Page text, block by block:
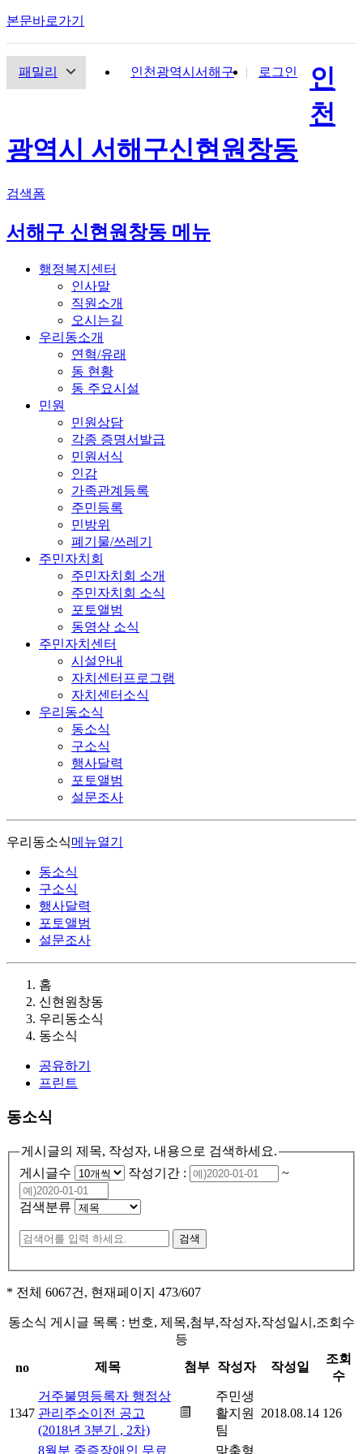
본문바로가기
패밀리 인천광역시서해구 로그인
인
천
광역시 서해구신현원창동
검색폼
서해구 신현원창동 메뉴
행정복지센터
인사말
직원소개
오시는길
우리동소개
연혁/유래
동 현황
동 주요시설
민원
민원상담
각종 증명서발급
민원서식
인감
가족관계등록
주민등록
민방위
폐기물/쓰레기
주민자치회
주민자치회 소개
주민자치회 소식
포토앨범
동영상 소식
주민자치센터
시설안내
자치센터프로그램
자치센터소식
우리동소식
동소식
구소식
행사달력
포토앨범
설문조사
우리동소식메뉴열기
동소식
구소식
행사달력
포토앨범
설문조사
홈
신현원창동
우리동소식
동소식
공유하기
프린트
동소식
게시글의 제목, 작성자, 내용으로 검색하세요.
게시글수
작성기간 : ~
검색분류
* 전체 6067건, 현재페이지 473/607
동소식 게시글 목록 : 번호, 제목,첨부,작성자,작성일시,조회수
등
no 제목 첨부 작성자 작성일
조회
수
1347
거주불명등록자 행정상
관리주소이전 공고
(2018년 3분기 , 2차)
주민생
활지원
팀
2018.08.14 126
8월분 중증장애인 무료 맞춤형